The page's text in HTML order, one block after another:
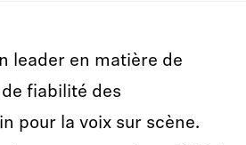
leader en matière de
fiabilité des
pour la voix sur scène.